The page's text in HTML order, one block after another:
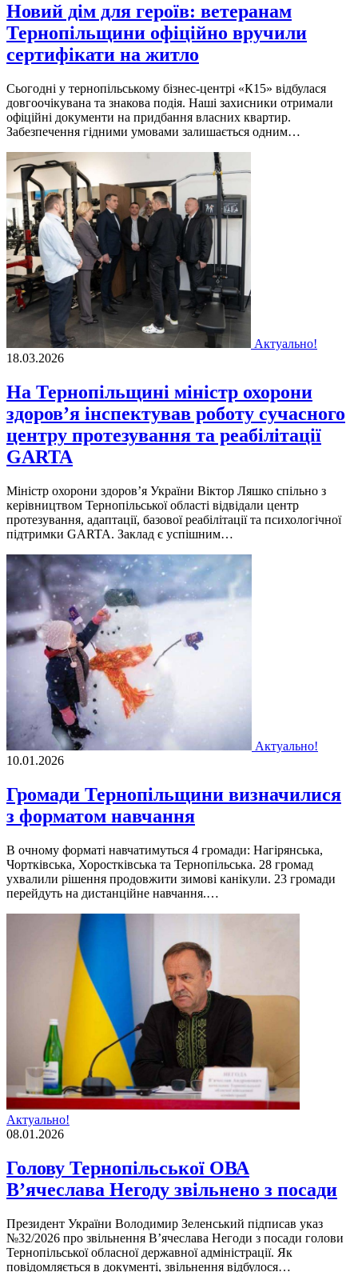
Новий дім для героїв: ветеранам
Тернопільщини офіційно вручили
сертифікати на житло
Сьогодні у тернопільському бізнес-центрі «К15» відбулася
довгоочікувана та знакова подія. Наші захисники отримали
офіційні документи на придбання власних квартир.
Забезпечення гідними умовами залишається одним…
Актуально!
18.03.2026
На Тернопільщині міністр охорони
здоров’я інспектував роботу сучасного
центру протезування та реабілітації
GARTA
Міністр охорони здоров’я України Віктор Ляшко спільно з
керівництвом Тернопільської області відвідали центр
протезування, адаптації, базової реабілітації та психологічної
підтримки GARTA. Заклад є успішним…
Актуально!
10.01.2026
Громади Тернопільщини визначилися
з форматом навчання
В очному форматі навчатимуться 4 громади: Нагірянська,
Чортківська, Хоростківська та Тернопільська. 28 громад
ухвалили рішення продовжити зимові канікули. 23 громади
перейдуть на дистанційне навчання.…
Актуально!
08.01.2026
Голову Тернопільської ОВА
В’ячеслава Негоду звільнено з посади
Президент України Володимир Зеленський підписав указ
№32/2026 про звільнення В’ячеслава Негоди з посади голови
Тернопільської обласної державної адміністрації. Як
повідомляється в документі, звільнення відбулося…